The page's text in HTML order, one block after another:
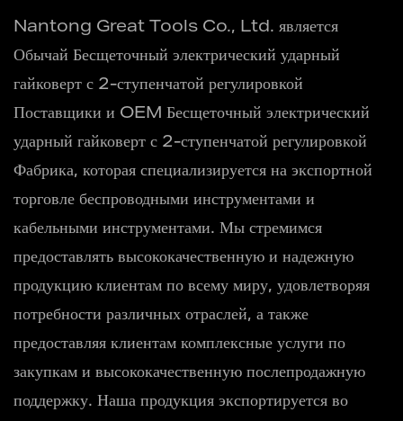
Nantong Great Tools Co., Ltd. является
Обычай Бесщеточный электрический ударный
гайковерт с 2-ступенчатой ​​регулировкой
Поставщики и OEM Бесщеточный электрический
ударный гайковерт с 2-ступенчатой ​​регулировкой
Фабрика, которая специализируется на экспортной
торговле беспроводными инструментами и
кабельными инструментами. Мы стремимся
предоставлять высококачественную и надежную
продукцию клиентам по всему миру, удовлетворяя
потребности различных отраслей, а также
предоставляя клиентам комплексные услуги по
закупкам и высококачественную послепродажную
поддержку. Наша продукция экспортируется во